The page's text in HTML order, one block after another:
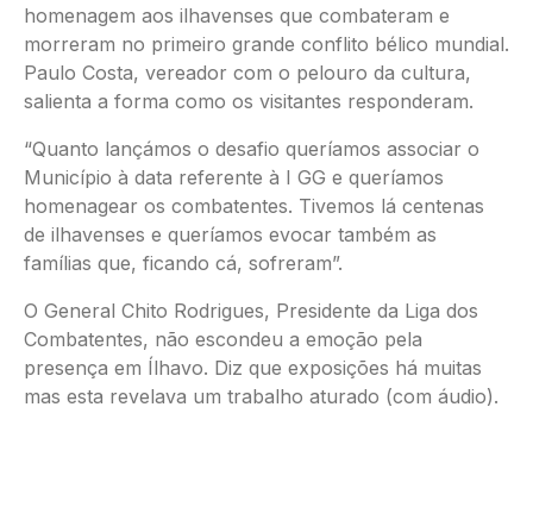
homenagem aos ilhavenses que combateram e
morreram no primeiro grande conflito bélico mundial.
Paulo Costa, vereador com o pelouro da cultura,
salienta a forma como os visitantes responderam.
“Quanto lançámos o desafio queríamos associar o
Município à data referente à I GG e queríamos
homenagear os combatentes. Tivemos lá centenas
de ilhavenses e queríamos evocar também as
famílias que, ficando cá, sofreram”.
O General Chito Rodrigues, Presidente da Liga dos
Combatentes, não escondeu a emoção pela
presença em Ílhavo. Diz que exposições há muitas
mas esta revelava um trabalho aturado (com áudio).